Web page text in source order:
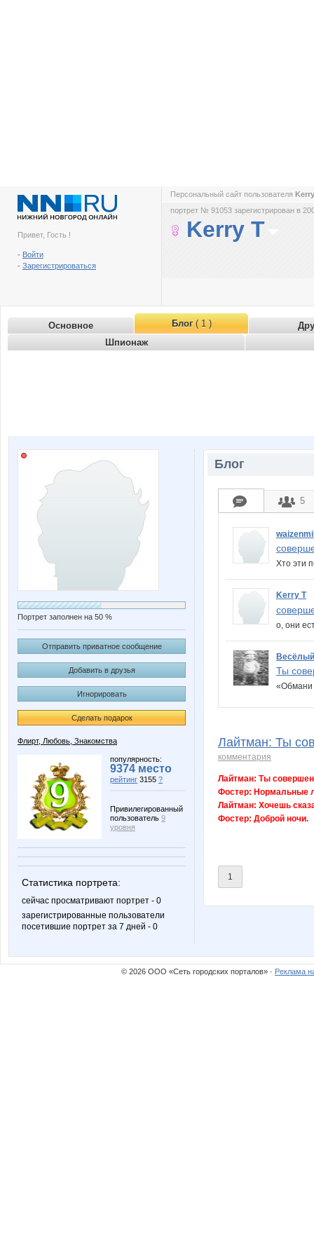
Привет, Гость !
- Войти
- Зарегистрироваться
Персональный сайт пользователя
портрет № 91053 зарегистрирован в
Kerry T
Основное Блог( 1 )
Шпионаж
Портрет заполнен на 50 %
Отправить приватное сообщение
Добавить в друзья
Игнорировать
Сделать подарок
Флирт, Любовь, Знакомства
популярность:
9374 место
рейтинг 3155 ?
Привилегированный
пользователь 9
уровня
Статистика портрета:
сейчас просматривают портрет - 0
зарегистрированные пользователи
посетившие портрет за 7 дней - 0
Блог
5
Хто эти
Kerry T
о, они
Ты
«Обмани
Лайтман: Ты
комментария
Лайтман: Ты
Фостер: Нормальные
Лайтман: Хочешь
Фостер: Доброй ночи.
1
© 2026 ООО «Сеть городских порталов» · Реклама